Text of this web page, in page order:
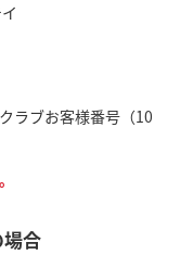
ラブお客様番号（10
合